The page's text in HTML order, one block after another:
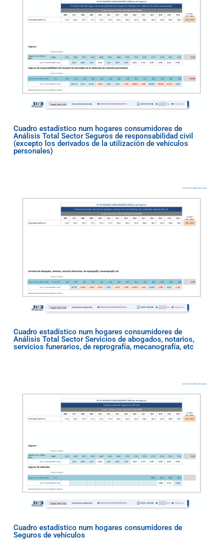
Cuadro estadístico num hogares consumidores de
Análisis Total Sector Seguros de responsabilidad civil
(excepto los derivados de la utilización de vehículos
personales)
Cuadro estadístico num hogares consumidores de
Análisis Total Sector Servicios de abogados, notarios,
servicios funerarios, de reprografía, mecanografía, etc
Cuadro estadístico num hogares consumidores de
Seguros de vehículos